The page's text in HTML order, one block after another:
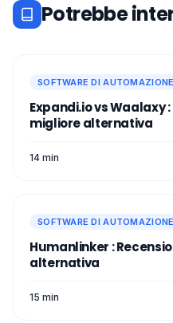
Potrebbe
SOFTWARE DI
Expandi.io vs Waalaxy
migliore alternativa
14 min
SOFTWARE DI
Humanlinker :
alternativa
15 min